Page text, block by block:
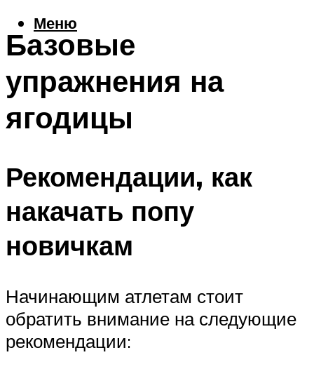
Меню
Базовые
упражнения на
ягодицы
Рекомендации, как
накачать попу
новичкам
Начинающим атлетам стоит
обратить внимание на следующие
рекомендации: